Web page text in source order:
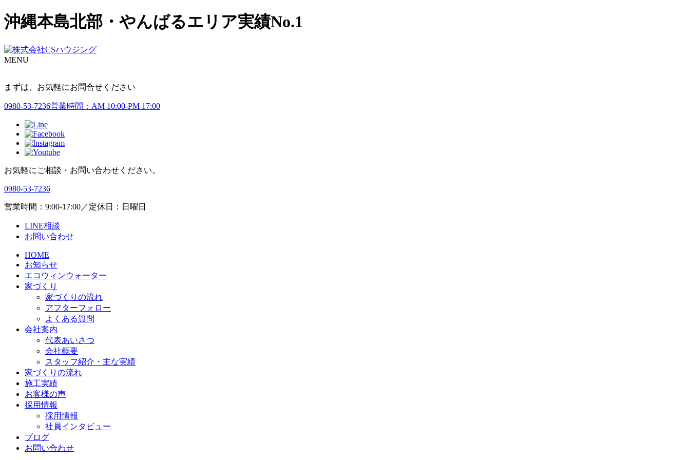
沖縄本島北部・やんばるエリア実績No.1
MENU
まずは、お気軽にお問合せください
0980-53-7236営業時間：AM 10:00-PM 17:00
お気軽にご相談・お問い合わせください。
0980-53-7236
営業時間：9:00-17:00／定休日：日曜日
LINE相談
お問い合わせ
HOME
お知らせ
エコウィンウォーター
家づくり
家づくりの流れ
アフターフォロー
よくある質問
会社案内
代表あいさつ
会社概要
スタッフ紹介・主な実績
家づくりの流れ
施工実績
お客様の声
採用情報
採用情報
社員インタビュー
ブログ
お問い合わせ